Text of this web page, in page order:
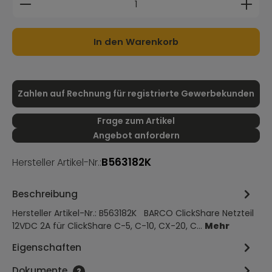
In den Warenkorb
Zahlen auf Rechnung für registrierte Gewerbekunden
Frage zum Artikel
Angebot anfordern
Hersteller Artikel-Nr.:B563182K
Beschreibung
Hersteller Artikel-Nr.: B563182K BARCO ClickShare Netzteil
12VDC 2A für ClickShare C-5, C-10, CX-20, C… Mehr
Eigenschaften